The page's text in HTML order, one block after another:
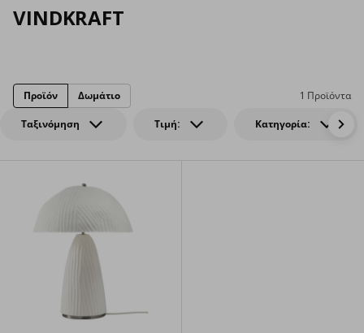
VINDKRAFT
Ταξινόμηση Τιμή: Κατηγορία:
1 Προϊόντα
Προϊόν Δωμάτιο